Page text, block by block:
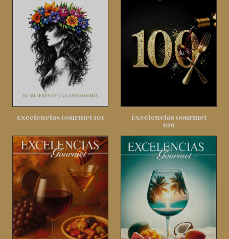
Excelencias Gourmet 101 Excelencias Gourmet
100